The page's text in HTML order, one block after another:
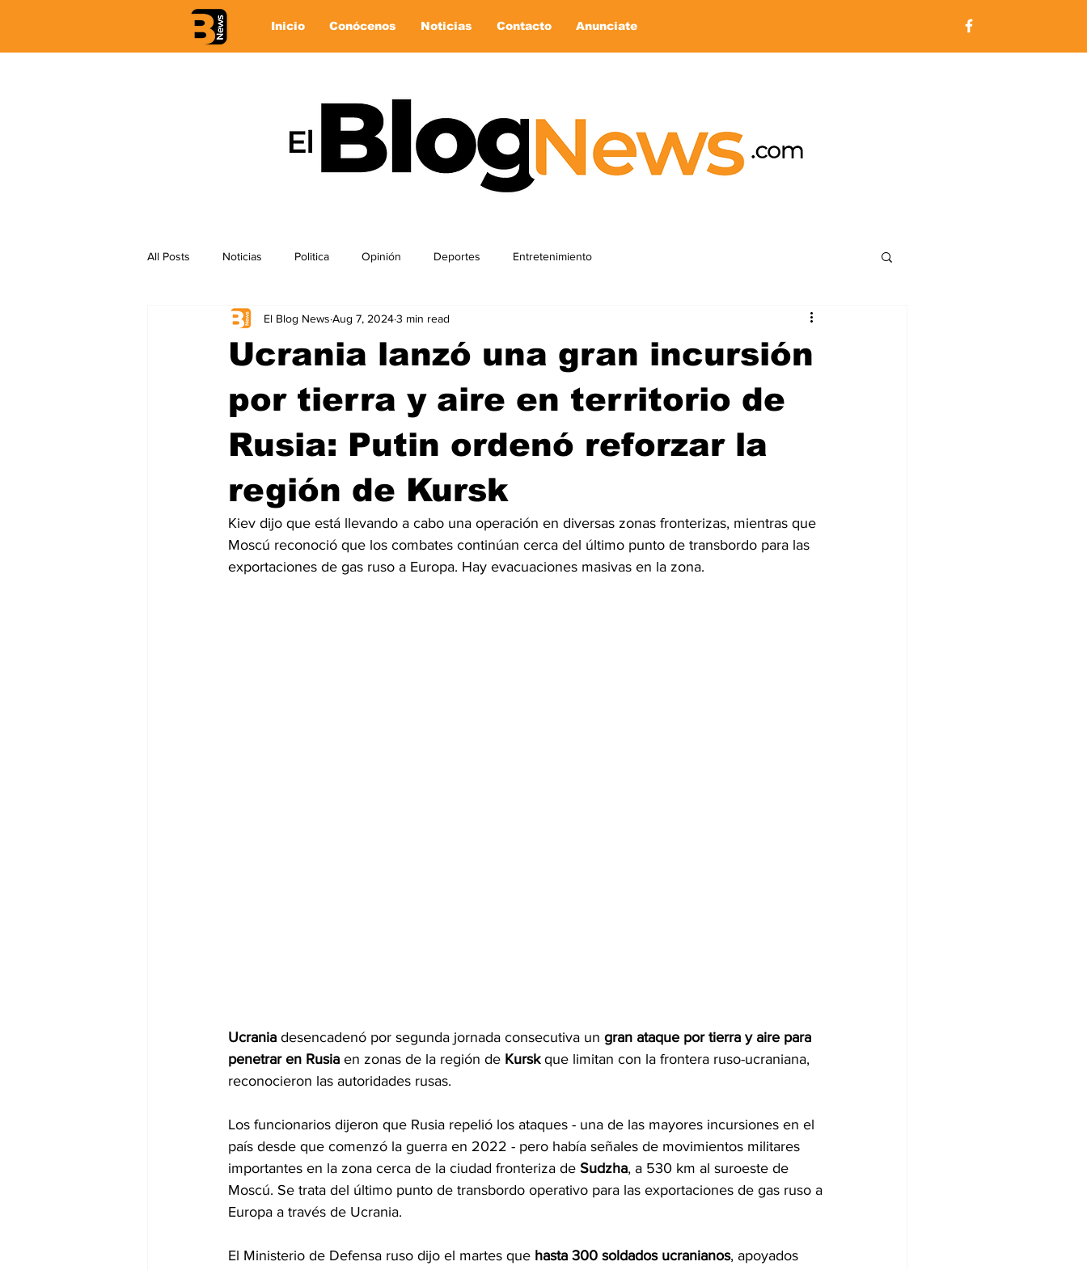
Inicio Conócenos Noticias Contacto Anunciate
All Posts Noticias Politica Opinión Deportes Entretenimiento
Ucrania lanzó una gran incursión
por tierra y aire en territorio de
Rusia: Putin ordenó reforzar la
región de Kursk
El Blog News Aug 7, 20243 min read
Kiev dijo que está llevando a cabo una operación en diversas zonas fronterizas, mientras que
Moscú reconoció que los combates continúan cerca del último punto de transbordo para las
exportaciones de gas ruso a Europa. Hay evacuaciones masivas en la zona.
Ucrania desencadenó por segunda jornada consecutiva un gran ataque por tierra y aire para
penetrar en Rusia en zonas de la región de Kursk que limitan con la frontera ruso-ucraniana,
reconocieron las autoridades rusas.
Los funcionarios dijeron que Rusia repelió los ataques - una de las mayores incursiones en el
país desde que comenzó la guerra en 2022 - pero había señales de movimientos militares
importantes en la zona cerca de la ciudad fronteriza de Sudzha, a 530 km al suroeste de
Moscú. Se trata del último punto de transbordo operativo para las exportaciones de gas ruso a
Europa a través de Ucrania.
El Ministerio de Defensa ruso dijo el martes que hasta 300 soldados ucranianos, apoyados